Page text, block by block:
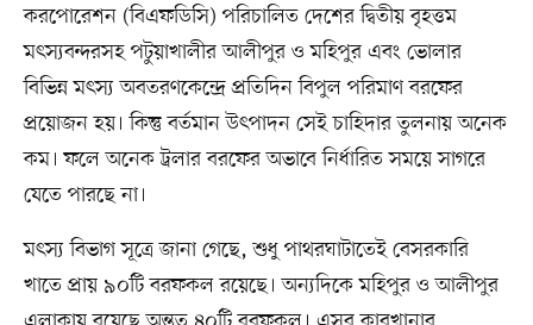
করপোরেশন (বিএফডিসি) পরিচালিত দেশের দ্বিতীয় বৃহত্তম
মৎস্যবন্দরসহ পটুয়াখালীর আলীপুর ও মহিপুর এবং ভোলার
বিভিন্ন মৎস্য অবতরণকেন্দ্রে প্রতিদিন বিপুল পরিমাণ বরফের
প্রয়োজন হয়। কিন্তু বর্তমান উৎপাদন সেই চাহিদার তুলনায় অনেক
কম। ফলে অনেক ট্রলার বরফের অভাবে নির্ধারিত সময়ে সাগরে
যেতে পারছে না।
মৎস্য বিভাগ সূত্রে জানা গেছে, শুধু পাথরঘাটাতেই বেসরকারি
খাতে প্রায় ৯০টি বরফকল রয়েছে। অন্যদিকে মহিপুর ও আলীপুর